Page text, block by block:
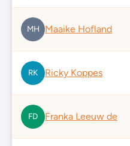
MH Maaike Hofland
RK Ricky Koppes
FD Franka Leeuw de